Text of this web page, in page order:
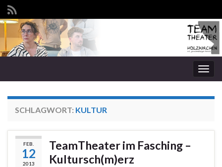
SCHLAGWORT: KULTUR
FEB.
12
2013
TeamTheater im Fasching –
Kultursch(m)erz